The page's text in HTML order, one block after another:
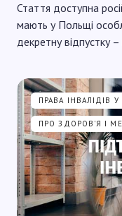
Стаття доступна
мають у Польщі
декретну відпустку –
ПРАВА ІНВАЛІДІВ
ПРО ЗДОРОВ'Я І